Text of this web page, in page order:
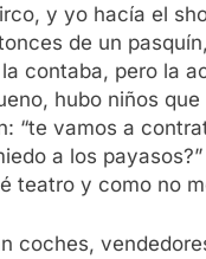
y yo hacía el
de un
contaba, pero la
hubo niños
“te vamos a
a los
teatro y como no
coches,